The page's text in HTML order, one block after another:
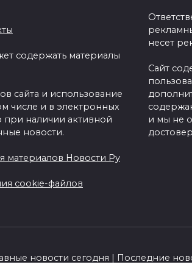
содержать материалы
сайта и использование
числе и в электронных
наличии активной
новости.
материалов Новости Ру
cookie-файлов
несет
Сайт
и мы не
новости сегодня | Последние